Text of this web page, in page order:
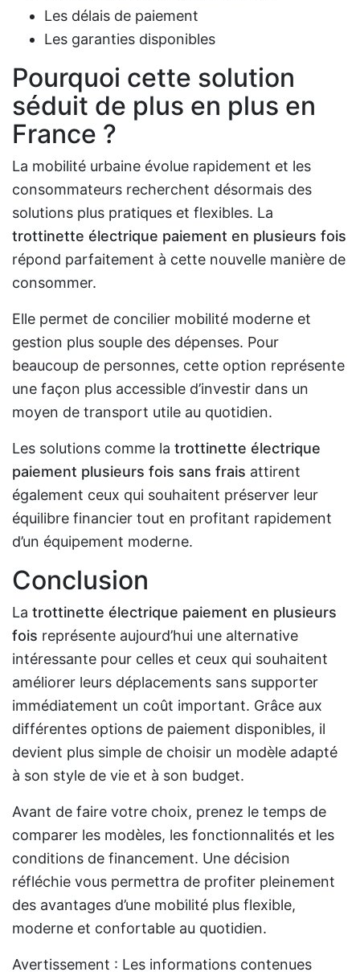
Les délais de paiement
Les garanties disponibles
Pourquoi cette solution
séduit de plus en plus en
France ?
La mobilité urbaine évolue rapidement et les
consommateurs recherchent désormais des
solutions plus pratiques et flexibles. La
trottinette électrique paiement en plusieurs fois
répond parfaitement à cette nouvelle manière de
consommer.
Elle permet de concilier mobilité moderne et
gestion plus souple des dépenses. Pour
beaucoup de personnes, cette option représente
une façon plus accessible d’investir dans un
moyen de transport utile au quotidien.
Les solutions comme la trottinette électrique
paiement plusieurs fois sans frais attirent
également ceux qui souhaitent préserver leur
équilibre financier tout en profitant rapidement
d’un équipement moderne.
Conclusion
La trottinette électrique paiement en plusieurs
fois représente aujourd’hui une alternative
intéressante pour celles et ceux qui souhaitent
améliorer leurs déplacements sans supporter
immédiatement un coût important. Grâce aux
différentes options de paiement disponibles, il
devient plus simple de choisir un modèle adapté
à son style de vie et à son budget.
Avant de faire votre choix, prenez le temps de
comparer les modèles, les fonctionnalités et les
conditions de financement. Une décision
réfléchie vous permettra de profiter pleinement
des avantages d’une mobilité plus flexible,
moderne et confortable au quotidien.
Avertissement : Les informations contenues